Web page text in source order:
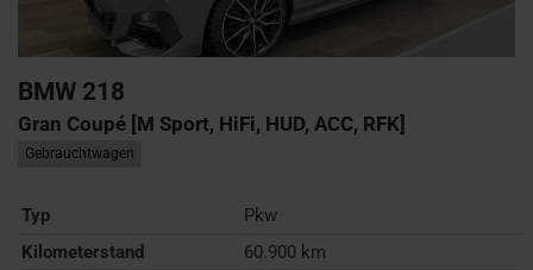
BMW 218
Gran Coupé [M Sport, HiFi, HUD, ACC, RFK]
Gebrauchtwagen
Typ
Pkw
Kilometerstand
60.900 km